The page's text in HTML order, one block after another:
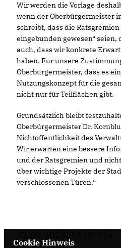
Wir werden die Vorlage
wenn der Oberbürgermeister
schreibt, dass die Ratsgremien
eingebunden gewesen“
auch, dass wir konkrete
haben. Für unsere
Oberbürgermeister, dass es
Nutzungskonzept für die
nicht nur für Teilflächen gibt.
Grundsätzlich bleibt
Oberbürgermeister Dr.
Nichtöffentlichkeit des
Wir erwarten eine bessere
und der Ratsgremien und
über wichtige Projekte der
verschlossenen Türen.“
Cookie Hinweis